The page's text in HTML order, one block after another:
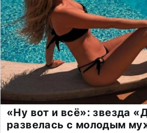
«Ну вот и всё»: звезда
развелась с молодым